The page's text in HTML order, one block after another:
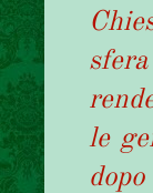
le